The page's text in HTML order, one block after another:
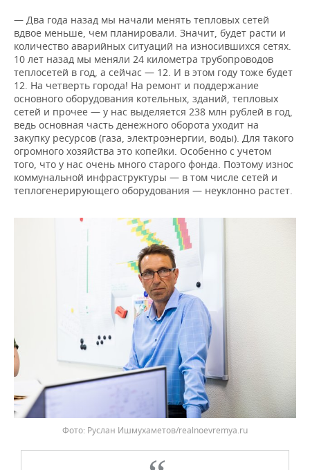
— Два года назад мы начали менять тепловых сетей
вдвое меньше, чем планировали. Значит, будет расти и
количество аварийных ситуаций на износившихся сетях.
10 лет назад мы меняли 24 километра трубопроводов
теплосетей в год, а сейчас — 12. И в этом году тоже будет
12. На четверть города! На ремонт и поддержание
основного оборудования котельных, зданий, тепловых
сетей и прочее — у нас выделяется 238 млн рублей в год,
ведь основная часть денежного оборота уходит на
закупку ресурсов (газа, электроэнергии, воды). Для такого
огромного хозяйства это копейки. Особенно с учетом
того, что у нас очень много старого фонда. Поэтому износ
коммунальной инфраструктуры — в том числе сетей и
теплогенерирующего оборудования — неуклонно растет.
Фото: Руслан Ишмухаметов/realnoevremya.ru